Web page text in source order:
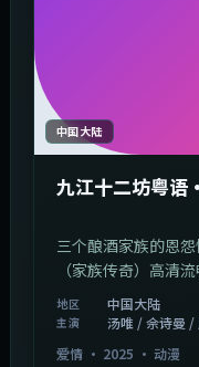
中国大陆
九江十二坊粤
三个酿酒家族的恩
（家族传奇）高清
地区 中国大陆
主演
汤唯 / 佘诗曼 /
爱情· 2025 · 动漫